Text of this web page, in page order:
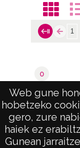
Web gune
hobetzeko
gero, zure
haiek ez
Gunean
0